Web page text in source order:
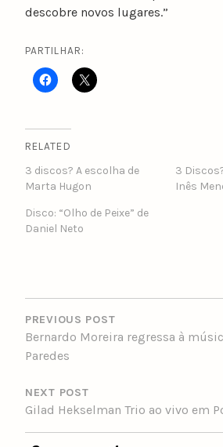
descobre novos lugares.”
PARTILHAR:
RELATED
3 discos? A escolha de
Marta Hugon
3
Inês
Disco: “Olho de Peixe” de
Daniel Neto
POST
NAVIGATION
PREVIOUS POST
Bernardo Moreira regressa à
Paredes
NEXT POST
Gilad Hekselman Trio ao vivo em